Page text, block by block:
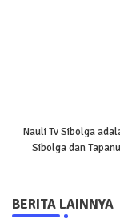
Nauli Tv Sibolga
Sibolga dan
BERITA LAINNYA